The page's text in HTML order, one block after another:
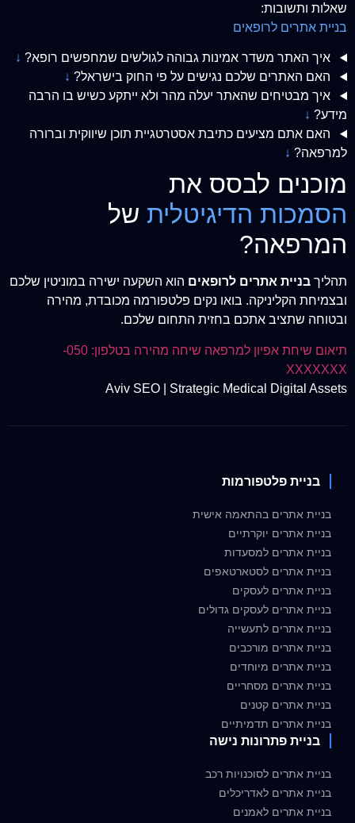
שאלות ותשובות:
בניית אתרים לרופאים
איך האתר משדר אמינות גבוהה לגולשים שמחפשים רופא? ↓
האם האתרים שלכם נגישים על פי החוק בישראל? ↓
איך מבטיחים שהאתר יעלה מהר ולא ייתקע כשיש בו הרבה
מידע? ↓
האם אתם מציעים כתיבת אסטרטגיית תוכן שיווקית וברורה
למרפאה? ↓
מוכנים לבסס את
הסמכות הדיגיטלית של
המרפאה?
תהליך בניית אתרים לרופאים הוא השקעה ישירה במוניטין שלכם
ובצמיחת הקליניקה. בואו נקים פלטפורמה מכובדת, מהירה
ובטוחה שתציב אתכם בחזית התחום שלכם.
תיאום שיחת אפיון למרפאה
שיחה מהירה בטלפון: 050-
XXXXXXX
Aviv SEO | Strategic Medical Digital Assets
בניית פלטפורמות
בניית אתרים בהתאמה אישית
בניית אתרים יוקרתיים
בניית אתרים למסעדות
בניית אתרים לסטארטאפים
בניית אתרים לעסקים
בניית אתרים לעסקים גדולים
בניית אתרים לתעשייה
בניית אתרים מורכבים
בניית אתרים מיוחדים
בניית אתרים מסחריים
בניית אתרים קטנים
בניית אתרים תדמיתיים
בניית פתרונות נישה
בניית אתרים לסוכנויות רכב
בניית אתרים לאדריכלים
בניית אתרים לאמנים